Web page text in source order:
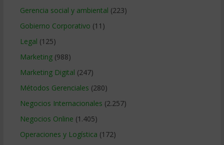
Gerencia social y ambiental (223)
Gobierno Corporativo (11)
Legal (125)
Marketing(988)
Marketing Digital (247)
Métodos Gerenciales (280)
Negocios Internacionales (2.257)
Negocios Online (1.405)
Operaciones y Logística (172)